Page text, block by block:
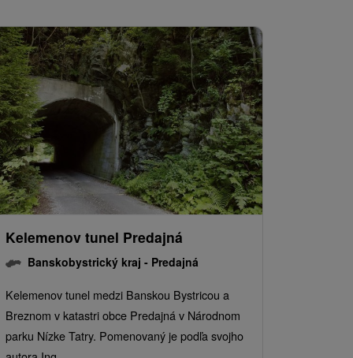
Kelemenov tunel Predajná
Banskobystrický kraj - Predajná
Kelemenov tunel medzi Banskou Bystricou a
Breznom v katastri obce Predajná v Národnom
parku Nízke Tatry. Pomenovaný je podľa svojho